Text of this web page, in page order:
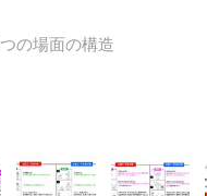
の場面の構造